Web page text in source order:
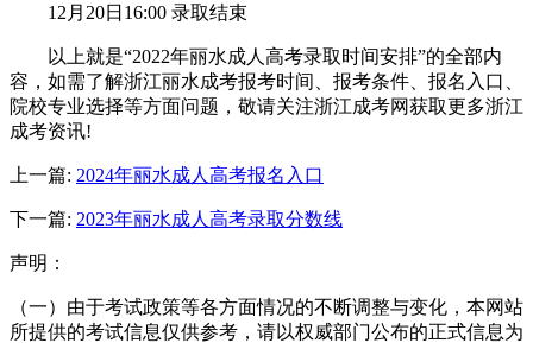
12月20日16:00 录取结束
以上就是“2022年丽水成人高考录取时间安排”的全部内
容，如需了解浙江丽水成考报考时间、报考条件、报名入口、
院校专业选择等方面问题，敬请关注浙江成考网获取更多浙江
成考资讯!
上一篇: 2024年丽水成人高考报名入口
下一篇: 2023年丽水成人高考录取分数线
声明：
（一）由于考试政策等各方面情况的不断调整与变化，本网站
所提供的考试信息仅供参考，请以权威部门公布的正式信息为